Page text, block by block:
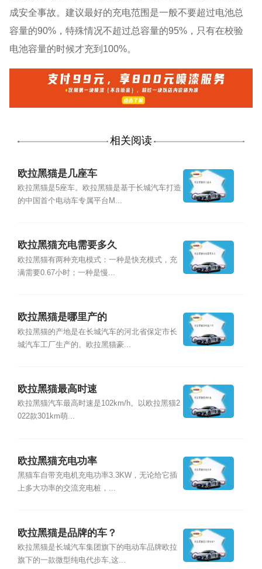
成安全事故。建议最好的充电范围是一般不要超过电池总
容量的90%，特殊情况不超过总容量的95%，只有在校验
电池容量的时候才充到100%。
相关阅读
欧拉黑猫是几座车
欧拉黑猫是5座车。欧拉黑猫是基于长城汽车打造
的中国首个电动车专属平台M...
欧拉黑猫充电需要多久
欧拉黑猫有两种充电模式：一种是快充模式，充
满需要0.67小时；一种是慢...
欧拉黑猫是哪里产的
欧拉黑猫的产地是在长城汽车的河北省保定市长
城汽车工厂生产的。欧拉黑猫豪...
欧拉黑猫最高时速
欧拉黑猫汽车最高时速是102km/h。以欧拉黑猫2
022款301km萌...
欧拉黑猫充电功率
黑猫车自带充电机充电功率3.3KW，无论给它插
上多大功率的交流充电桩，...
欧拉黑猫是品牌的车？
欧拉黑猫是长城汽车集团旗下的电动车品牌欧拉
旗下的一款微型纯电代步车,这...